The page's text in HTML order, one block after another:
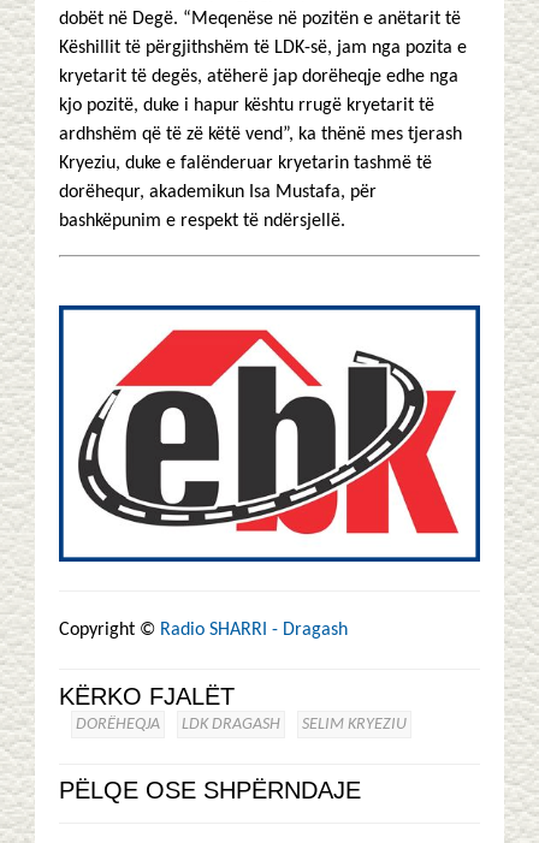
dobët në Degë. “Meqenëse në pozitën e anëtarit të
Këshillit të përgjithshëm të LDK-së, jam nga pozita e
kryetarit të degës, atëherë jap dorëheqje edhe nga
kjo pozitë, duke i hapur kështu rrugë kryetarit të
ardhshëm që të zë këtë vend”, ka thënë mes tjerash
Kryeziu, duke e falënderuar kryetarin tashmë të
dorëhequr, akademikun Isa Mustafa, për
bashkëpunim e respekt të ndërsjellë.
Copyright © Radio SHARRI - Dragash
KËRKO FJALËT
DORËHEQJA LDK DRAGASH SELIM KRYEZIU
PËLQE OSE SHPËRNDAJE